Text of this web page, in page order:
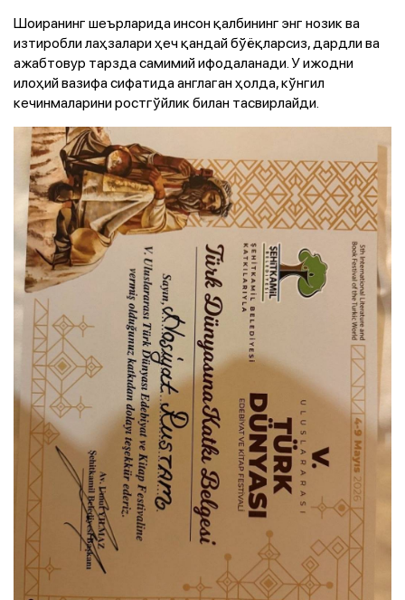
Шоиранинг шеърларида инсон қалбининг энг нозик ва
изтиробли лаҳзалари ҳеч қандай бўёқларсиз, дардли ва
ажабтовур тарзда самимий ифодаланади. У ижодни
илоҳий вазифа сифатида англаган ҳолда, кўнгил
кечинмаларини ростгўйлик билан тасвирлайди.